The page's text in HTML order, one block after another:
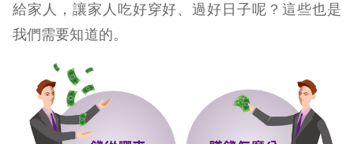
給家人，讓家人吃好穿好、過好日子呢？這些也是
我們需要知道的。